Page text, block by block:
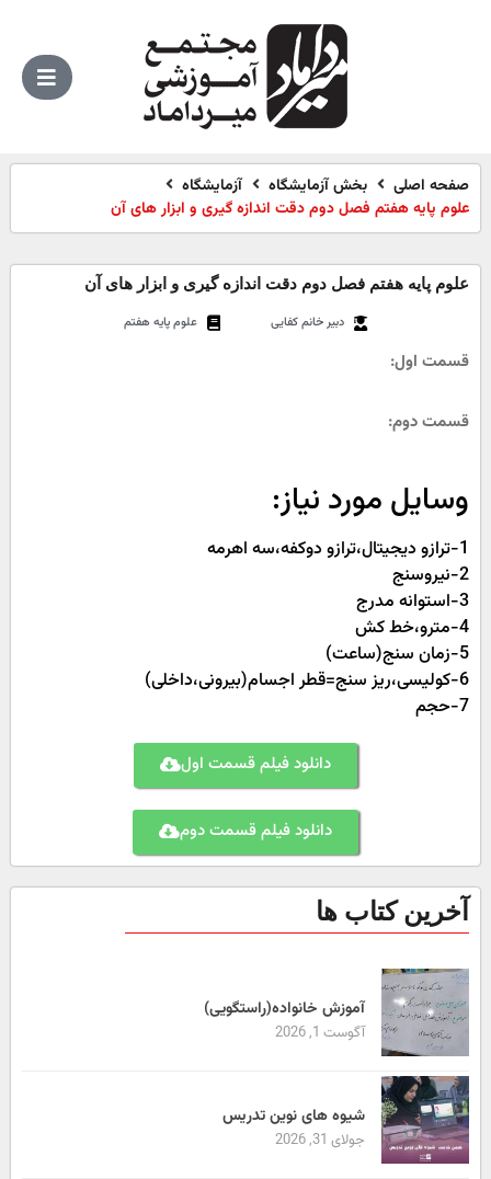
صفحه اصلی بخش آزمایشگاه
آزمایشگاه
علوم پایه هفتم فصل دوم دقت اندازه گیری و ابزار های آن
علوم پایه هفتم فصل دوم دقت اندازه گیری و ابزار های آن
دبیر خانم کفایی علوم پایه هفتم
قسمت اول:
قسمت دوم:
وسایل مورد نیاز:
1-ترازو دیجیتال،ترازو دوکفه،سه اهرمه
2-نیروسنج
3-استوانه مدرج
4-مترو،خط کش
5-زمان سنج(ساعت)
6-کولیسی،ریز سنج=قطر اجسام(بیرونی،داخلی)
7-حجم
دانلود فیلم قسمت اول
دانلود فیلم قسمت دوم
آخرین کتاب ها
آموزش خانواده(راستگویی)
آگوست 1, 2026
شیوه های نوین تدریس
جولای 31, 2026